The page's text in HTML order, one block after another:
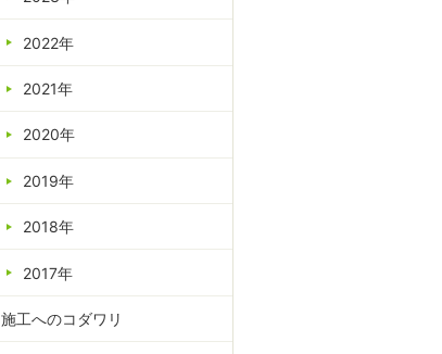
2022年
2021年
2020年
2019年
2018年
2017年
施工へのコダワリ